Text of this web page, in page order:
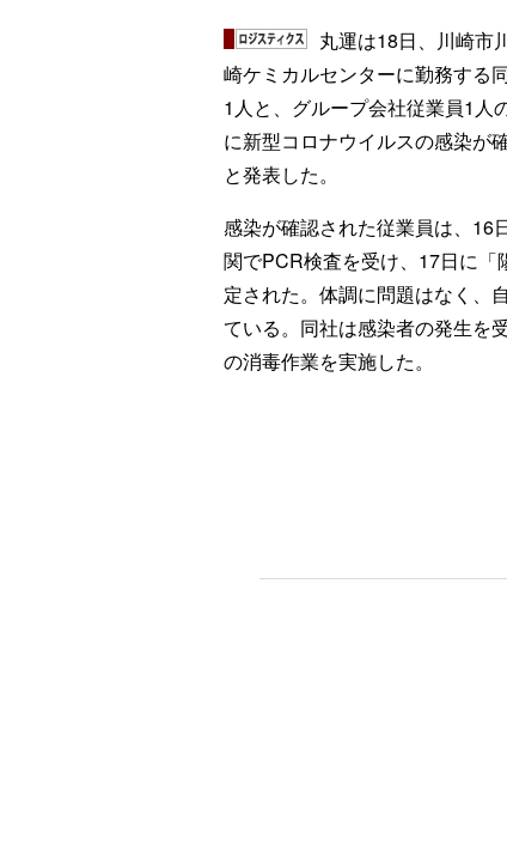
丸運は18日、川崎市
崎ケミカルセンターに勤務する
1人と、グループ会社従業員1人
に新型コロナウイルスの感染が
と発表した。
感染が確認された従業員は、16
関でPCR検査を受け、17日に「
定された。体調に問題はなく、
ている。同社は感染者の発生を
の消毒作業を実施した。